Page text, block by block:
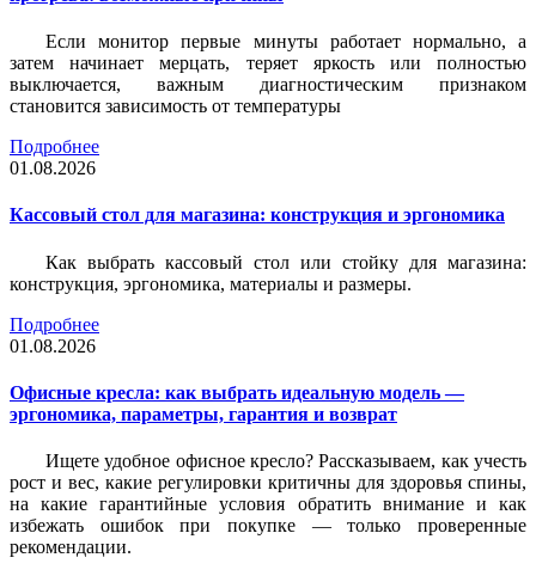
Если монитор первые минуты работает нормально, а
затем начинает мерцать, теряет яркость или полностью
выключается, важным диагностическим признаком
становится зависимость от температуры
Подробнее
01.08.2026
Кассовый стол для магазина: конструкция и эргономика
Как выбрать кассовый стол или стойку для магазина:
конструкция, эргономика, материалы и размеры.
Подробнее
01.08.2026
Офисные кресла: как выбрать идеальную модель —
эргономика, параметры, гарантия и возврат
Ищете удобное офисное кресло? Рассказываем, как учесть
рост и вес, какие регулировки критичны для здоровья спины,
на какие гарантийные условия обратить внимание и как
избежать ошибок при покупке — только проверенные
рекомендации.